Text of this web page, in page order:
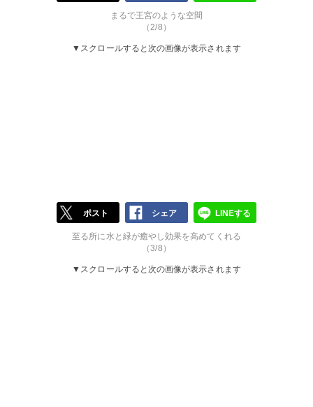
まるで王宮のような空間
（2/8）
▼スクロールすると次の画像が表示されます
ポスト シェア LINEする
至る所に水と緑が癒やし効果を高めてくれる
（3/8）
▼スクロールすると次の画像が表示されます